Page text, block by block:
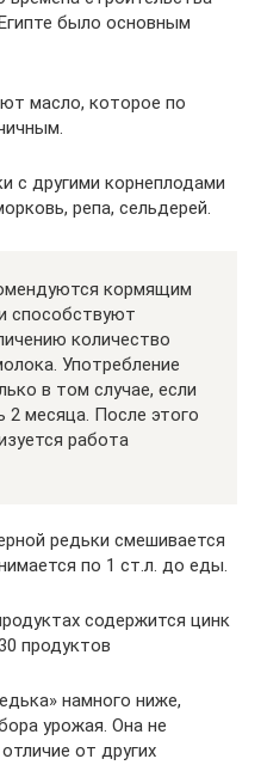
было основным
масло, которое по
с другими корнеплодами
репа, сельдерей.
кормящим
способствуют
количество
Употребление
в том случае, если
2 месяца. После этого
работа
редьки смешивается
по 1 ст.л. до еды.
содержится цинк
продуктов
намного ниже,
урожая. Она не
от других